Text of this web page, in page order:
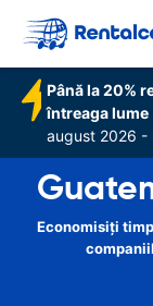
Până la 20%
întreaga lume
august 2026 -
Economisiți